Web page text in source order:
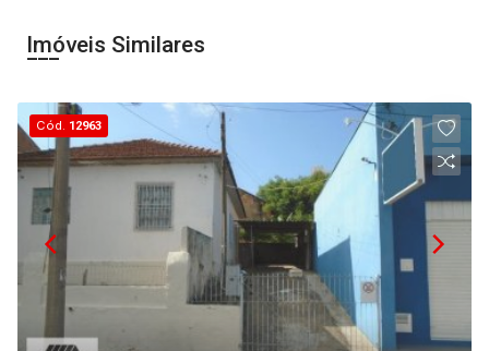
Imóveis Similares
Cód. 12963